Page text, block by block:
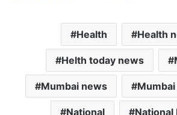
p
b
o
k
i
t
t
e
r
a
i
l
a
i
l
Health Health
Helth today news
Mumbai news
National National